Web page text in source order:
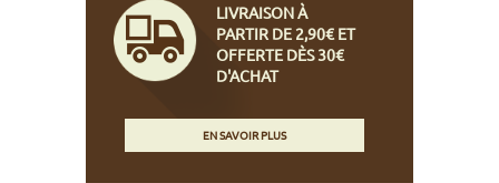
LIVRAISON À
PARTIR DE 2,90€ ET
OFFERTE DÈS 30€
D'ACHAT
EN SAVOIR PLUS